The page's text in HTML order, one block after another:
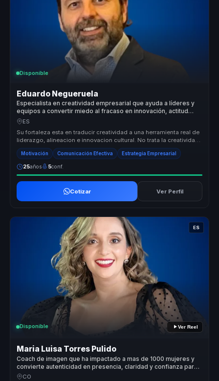
Disponible
Eduardo Negueruela
Especialista en creatividad empresarial que ayuda a líderes y
equipos a convertir miedo al fracaso en innovación, actitud
positiva y ejecución.
ES
Su fortaleza esta en traducir creatividad a una herramienta real de
liderazgo, alineacion e innovacion cultural. No trata la creatividad
...
Motivación Comunicación Efectiva Estrategia Empresarial
25años 5conf.
Cotizar Ver Perfil
ES
Disponible Ver Reel
Maria Luisa Torres Pulido
Coach de imagen que ha impactado a mas de 1000 mujeres y
convierte autenticidad en presencia, claridad y confianza para
lideres.
CO